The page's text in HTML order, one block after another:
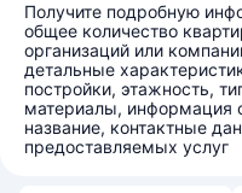
Получите подробную
общее количество
организаций или
детальные
постройки, этажность,
материалы, информация
название, контактные
предоставляемых услуг